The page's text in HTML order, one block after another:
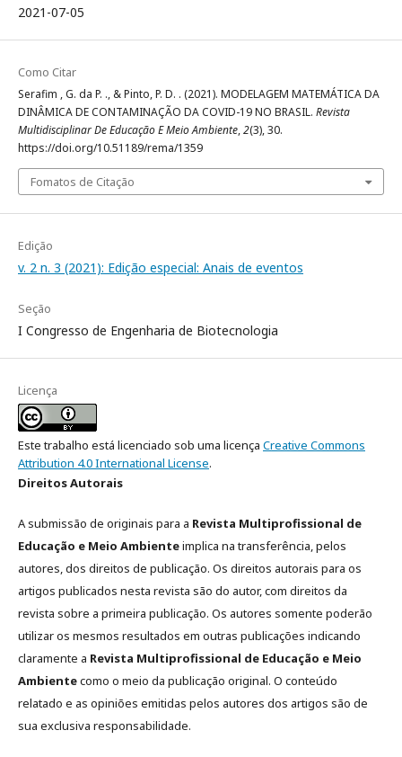
2021-07-05
Como Citar
Serafim , G. da P. ., & Pinto, P. D. . (2021). MODELAGEM MATEMÁTICA DA
DINÂMICA DE CONTAMINAÇÃO DA COVID-19 NO BRASIL. Revista
Multidisciplinar De Educação E Meio Ambiente,2(3), 30.
https://doi.org/10.51189/rema/1359
Fomatos de Citação
Edição
v. 2 n. 3 (2021): Edição especial: Anais de eventos
Seção
I Congresso de Engenharia de Biotecnologia
Licença
Este trabalho está licenciado sob uma licença Creative Commons
Attribution 4.0 International License.
Direitos Autorais
A submissão de originais para a Revista Multiprofissional de
Educação e Meio Ambienteimplica na transferência, pelos
autores, dos direitos de publicação. Os direitos autorais para os
artigos publicados nesta revista são do autor, com direitos da
revista sobre a primeira publicação. Os autores somente poderão
utilizar os mesmos resultados em outras publicações indicando
claramente a Revista Multiprofissional de Educação e Meio
Ambientecomo o meio da publicação original. O conteúdo
relatado e as opiniões emitidas pelos autores dos artigos são de
sua exclusiva responsabilidade.